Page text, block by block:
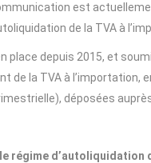
est
de la TVA à
place depuis 2015, et
de la TVA à
déposées
régime d’autoliquidation